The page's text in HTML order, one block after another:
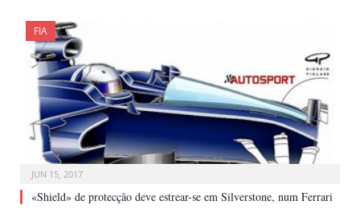
FIA
JUN 15, 2017
«Shield» de protecção deve estrear-se em Silverstone, num Ferrari